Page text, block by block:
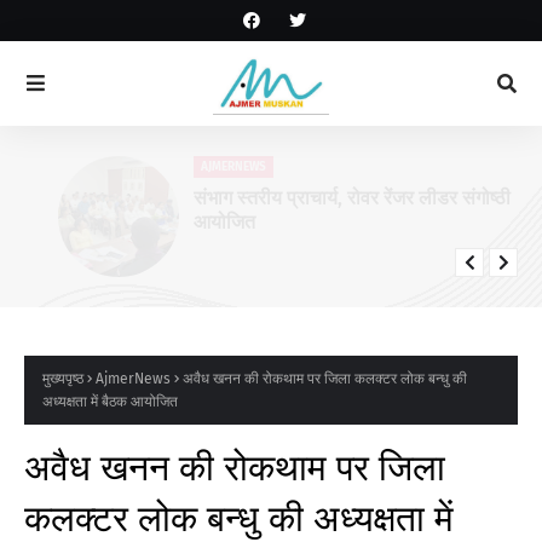
मुख्यपृष्ठ AjmerNews
अवैध खनन की रोकथाम पर जिला कलक्टर लोक बन्धु की
अध्यक्षता में बैठक आयोजित
अवैध खनन की रोकथाम पर जिला
कलक्टर लोक बन्धु की अध्यक्षता में